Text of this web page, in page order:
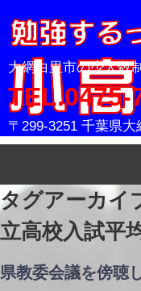
小高進学塾
大網白里市の少人数
TEL.0475-
〒299-3251 千葉県
タグアーカイ
立高校入試平
県教委会議を傍聴